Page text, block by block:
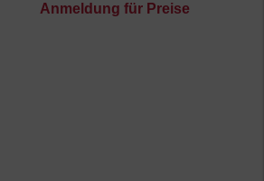
Anmeldung für Preise